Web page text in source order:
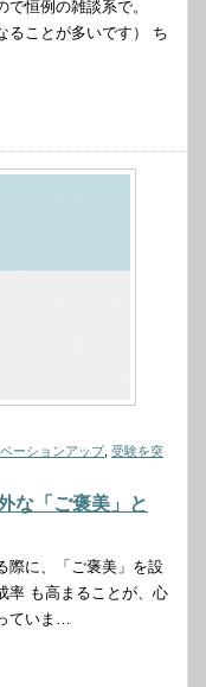
恒例の雑談系で。
ることが多いです） ち
ーションアップ, 受験を突
な「ご褒美」と
際に、「ご褒美」を設
率 も高まることが、心
ていま…